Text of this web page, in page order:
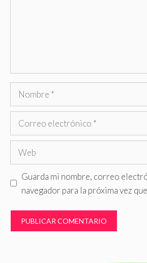
Nombre
Correo
Web
Guarda mi nombre, correo
navegador para la próxima vez